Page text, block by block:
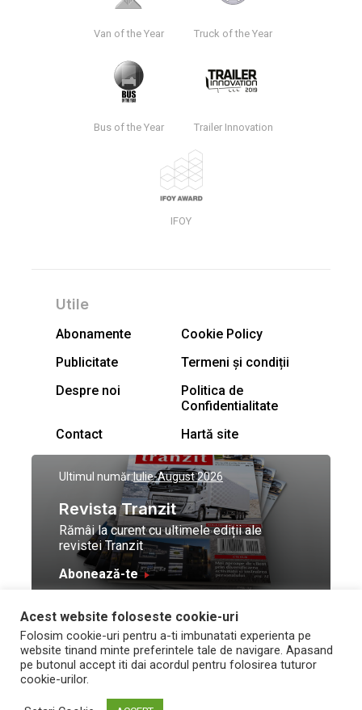
Van of the Year Truck of the Year
Bus of the Year Trailer Innovation
IFOY
Utile
Abonamente
Cookie Policy
Publicitate
Termeni și condiții
Despre noi
Politica de
Confidentialitate
Contact
Hartă site
Ultimul număr:Iulie-August 2026
Revista Tranzit
Rămâi la curent cu ultimele ediții ale
revistei Tranzit
Abonează-te
© Toate drepturile
rezervate Trafic Media
2026
Design by
and development by Neo
Vision Technologies
Acest website foloseste cookie-uri
Folosim cookie-uri pentru a-ti imbunatati experienta pe
website tinand minte preferintele tale de navigare. Apasand
pe butonul accept iti dai acordul pentru folosirea tuturor
cookie-urilor.